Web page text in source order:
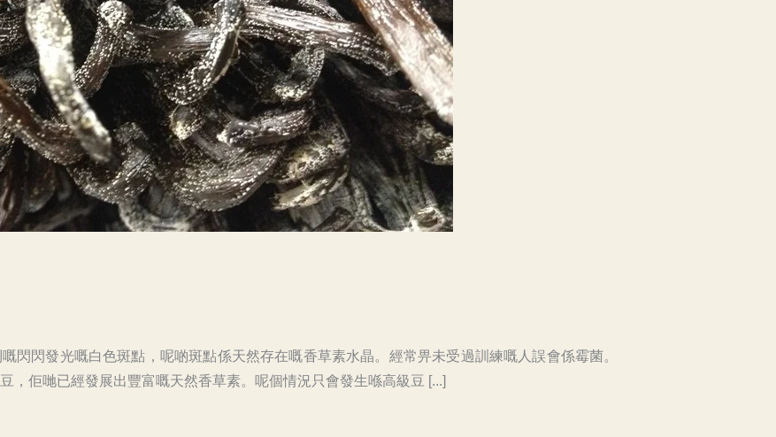
閃閃發光嘅白色斑點，呢啲斑點係天然存在嘅香草素水晶。經常畀未受過訓練嘅人誤會係霉菌。
，佢哋已經發展出豐富嘅天然香草素。呢個情況只會發生喺高級豆 [...]